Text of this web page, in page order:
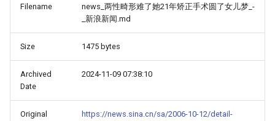
Filename
news_两性畸形难了她21年矫正手术圆了女儿梦_-
_新浪新闻.md
Size 1475 bytes
Archived
Date
2024-11-09 07:38:10
Original
https://news.sina.cn/sa/2006-10-12/detail-